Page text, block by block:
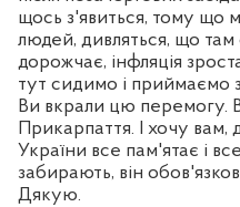
щось з'явиться, тому що
людей, дивляться, що там
дорожчає, інфляція
тут сидимо і приймаємо
Ви вкрали цю перемогу.
Прикарпаття. І хочу вам,
України все пам'ятає і
забирають, він
Дякую.